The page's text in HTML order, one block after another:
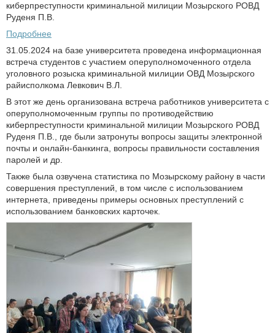
киберпреступности криминальной милиции Мозырского РОВД
Руденя П.В.
Подробнее
31.05.2024 на базе университета проведена информационная
встреча студентов с участием оперуполномоченного отдела
уголовного розыска криминальной милиции ОВД Мозырского
райисполкома Левкович В.Л.
В этот же день организована встреча работников университета с
оперуполномоченным группы по противодействию
киберпреступности криминальной милиции Мозырского РОВД
Руденя П.В., где были затронуты вопросы защиты электронной
почты и онлайн-банкинга, вопросы правильности составления
паролей и др.
Также была озвучена статистика по Мозырскому району в части
совершения преступлений, в том числе с использованием
интернета, приведены примеры основных преступлений с
использованием банковских карточек.